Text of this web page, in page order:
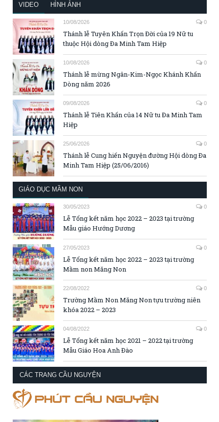
VIDEO HÌNH ẢNH
10/08/2026 0
Thánh lễ Tuyên Khấn Trọn Đời của 19 Nữ tu
thuộc Hội dòng Đa Minh Tam Hiệp
10/08/2026 0
Thánh lễ mừng Ngân-Kim-Ngọc Khánh Khấn
Dòng năm 2026
09/08/2026 0
Thánh lễ Tiên Khấn của 14 Nữ tu Đa Minh Tam
Hiệp
25/06/2026 0
Thánh lễ Cung hiến Nguyện đường Hội dòng Đa
Minh Tam Hiệp (25/06/2016)
GIÁO DỤC MẦM NON
30/05/2023 0
Lễ Tổng kết năm học 2022 – 2023 tại trường
Mẫu giáo Hướng Dương
27/05/2023 0
Lễ Tổng kết năm học 2022 – 2023 tại trường
Mầm non Măng Non
22/08/2022 0
Trường Mầm Non Măng Non tựu trường niên
khóa 2022 – 2023
04/08/2022 0
Lễ Tổng kết năm học 2021 – 2022 tại trường
Mẫu Giáo Hoa Anh Đào
CÁC TRANG CẦU NGUYỆN